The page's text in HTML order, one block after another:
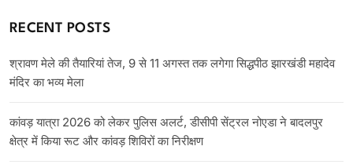
RECENT POSTS
श्रावण मेले की तैयारियां तेज, 9 से 11 अगस्त तक लगेगा सिद्धपीठ झारखंडी महादेव
मंदिर का भव्य मेला
कांवड़ यात्रा 2026 को लेकर पुलिस अलर्ट, डीसीपी सेंट्रल नोएडा ने बादलपुर
क्षेत्र में किया रूट और कांवड़ शिविरों का निरीक्षण